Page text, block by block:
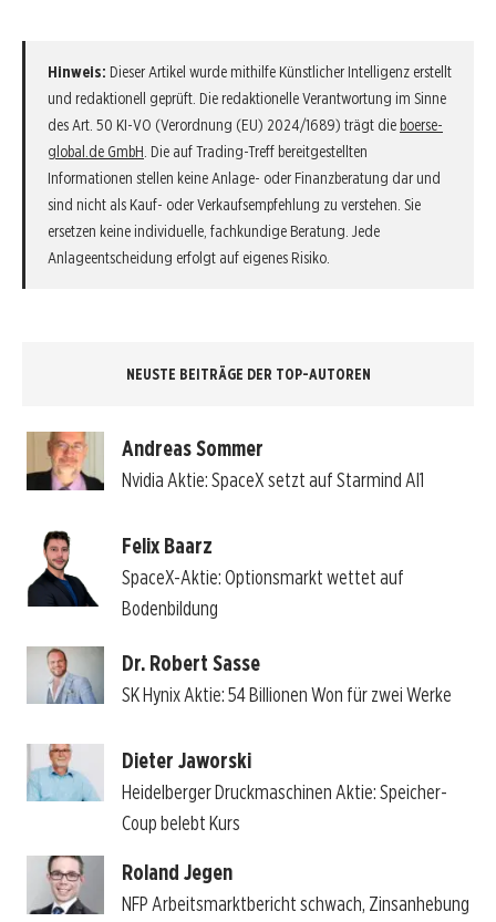
Hinweis: Dieser Artikel wurde mithilfe Künstlicher Intelligenz erstellt
und redaktionell geprüft. Die redaktionelle Verantwortung im Sinne
des Art. 50 KI-VO (Verordnung (EU) 2024/1689) trägt die boerse-
global.de GmbH . Die auf Trading-Treff bereitgestellten
Informationen stellen keine Anlage- oder Finanzberatung dar und
sind nicht als Kauf- oder Verkaufsempfehlung zu verstehen. Sie
ersetzen keine individuelle, fachkundige Beratung. Jede
Anlageentscheidung erfolgt auf eigenes Risiko.
NEUSTE BEITRÄGE DER TOP-AUTOREN
Andreas Sommer
Nvidia Aktie: SpaceX setzt auf Starmind AI1
Felix Baarz
SpaceX-Aktie: Optionsmarkt wettet auf
Bodenbildung
Dr. Robert Sasse
SK Hynix Aktie: 54 Billionen Won für zwei Werke
Dieter Jaworski
Heidelberger Druckmaschinen Aktie: Speicher-
Coup belebt Kurs
Roland Jegen
NFP Arbeitsmarktbericht schwach, Zinsanhebung